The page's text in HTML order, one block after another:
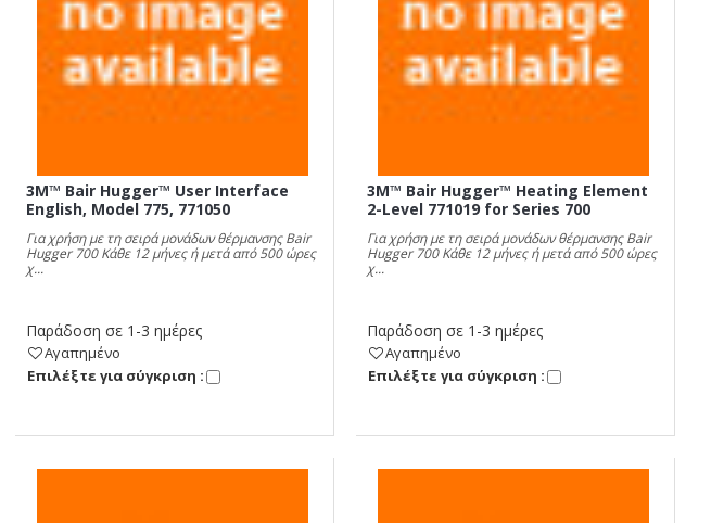
3M™ Bair Hugger™ User Interface
English, Model 775, 771050
Για χρήση με τη σειρά μονάδων θέρμανσης Bair
Hugger 700 Κάθε 12 μήνες ή μετά από 500 ώρες
χ...
Παράδοση σε 1-3 ημέρες
Αγαπημένο
Eπιλέξτε για σύγκριση :
3M™ Bair Hugger™ Heating Element
2-Level 771019 for Series 700
Για χρήση με τη σειρά μονάδων θέρμανσης Bair
Hugger 700 Κάθε 12 μήνες ή μετά από 500 ώρες
χ...
Παράδοση σε 1-3 ημέρες
Αγαπημένο
Eπιλέξτε για σύγκριση :